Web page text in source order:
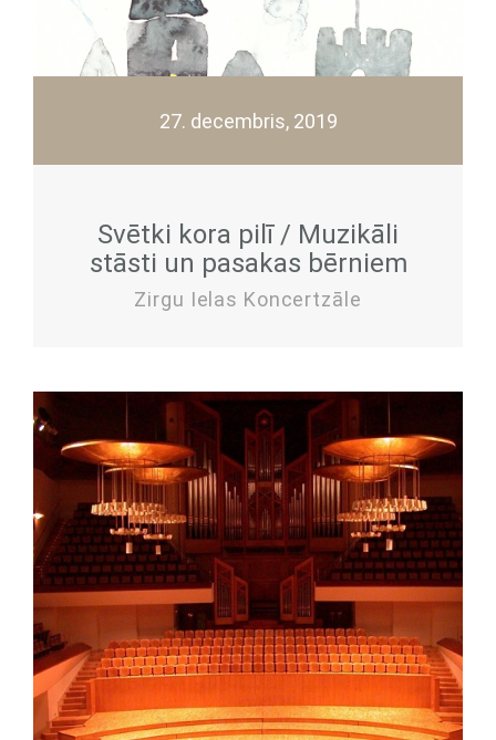
27. decembris, 2019
Svētki kora pilī / Muzikāli
stāsti un pasakas bērniem
Zirgu Ielas Koncertzāle